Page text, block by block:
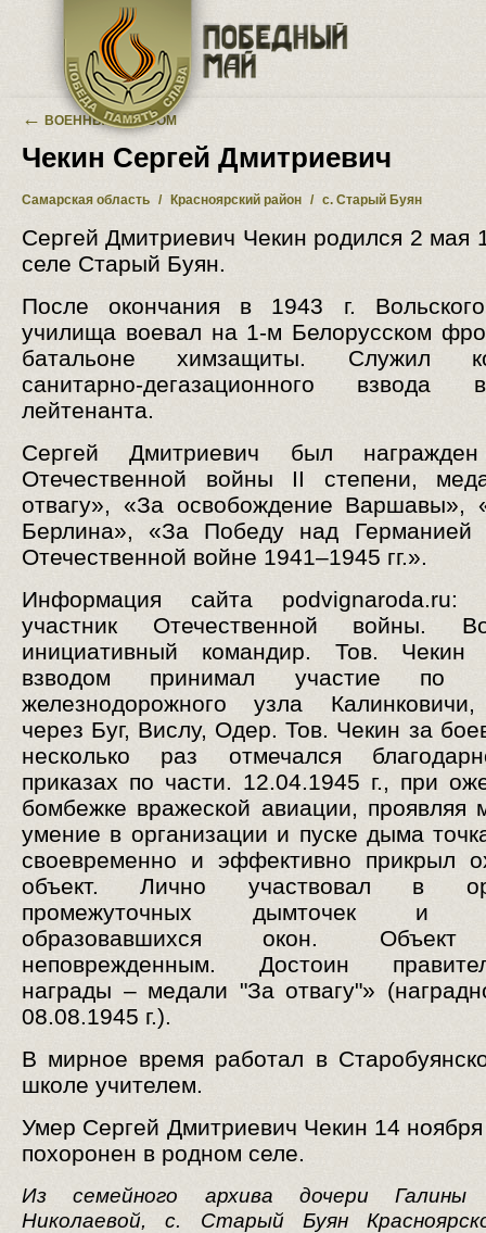
Перейти к основному содержанию
← ВОЕННЫЙ АЛЬБОМ
Чекин Сергей Дмитриевич
Самарская область / Красноярский район / с. Старый Буян
Сергей Дмитриевич Чекин родился 2 мая
селе Старый Буян.
После окончания в 1943 г.
училища воевал на 1-м Белорусском
батальоне химзащиты. Служил
санитарно-дегазационного
лейтенанта.
Сергей Дмитриевич был
Отечественной войны II степени,
отвагу», «За освобождение Варшавы»,
Берлина», «За Победу над Германией
Отечественной войне 1941–1945 гг.».
Информация сайта podvignaroda.ru:
участник Отечественной войны.
инициативный командир. Тов.
взводом принимал участие по
железнодорожного узла
через Буг, Вислу, Одер. Тов. Чекин за
несколько раз отмечался
приказах по части. 12.04.1945 г., при
бомбежке вражеской авиации, проявляя
умение в организации и пуске дыма
своевременно и эффективно прикрыл
объект. Лично участвовал в
промежуточных дымточек и
образовавшихся окон. Объект
неповрежденным. Достоин
награды – медали "За отвагу"»
08.08.1945 г.).
В мирное время работал в
школе учителем.
Умер Сергей Дмитриевич Чекин 14
похоронен в родном селе.
Из семейного архива дочери Галины
Николаевой, с. Старый Буян